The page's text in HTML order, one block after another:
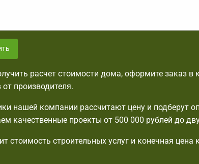
расчет стоимости дома, оформите заказ в
от производителя.
нашей компании рассчитают цену и подберут
качественные проекты от 500 000 рублей до
стоимость строительных услуг и конечная цена